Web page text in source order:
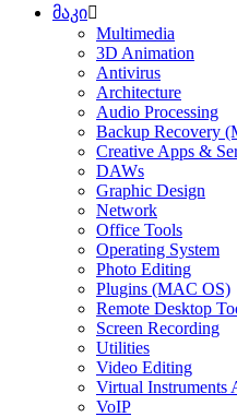
მაკი
Multimedia
3D Animation
Antivirus
Architecture
Audio Processing
Backup Recovery
Creative Apps &
DAWs
Graphic Design
Network
Office Tools
Operating System
Photo Editing
Plugins (MAC OS)
Remote Desktop
Screen Recording
Utilities
Video Editing
Virtual Instruments
VoIP